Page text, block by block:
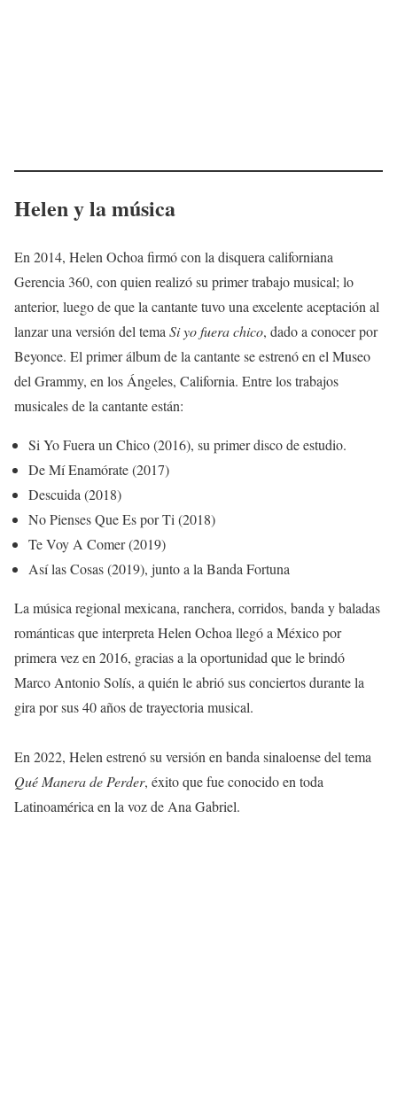
Helen y la música
En 2014, Helen Ochoa firmó con la disquera californiana
Gerencia 360, con quien realizó su primer trabajo musical; lo
anterior, luego de que la cantante tuvo una excelente aceptación al
lanzar una versión del tema Si yo fuera chico, dado a conocer por
Beyonce. El primer álbum de la cantante se estrenó en el Museo
del Grammy, en los Ángeles, California. Entre los trabajos
musicales de la cantante están:
Si Yo Fuera un Chico (2016), su primer disco de estudio.
De Mí Enamórate (2017)
Descuida (2018)
No Pienses Que Es por Ti (2018)
Te Voy A Comer (2019)
Así las Cosas (2019), junto a la Banda Fortuna
La música regional mexicana, ranchera, corridos, banda y baladas
románticas que interpreta Helen Ochoa llegó a México por
primera vez en 2016, gracias a la oportunidad que le brindó
Marco Antonio Solís, a quién le abrió sus conciertos durante la
gira por sus 40 años de trayectoria musical.
En 2022, Helen estrenó su versión en banda sinaloense del tema
Qué Manera de Perder, éxito que fue conocido en toda
Latinoamérica en la voz de Ana Gabriel.